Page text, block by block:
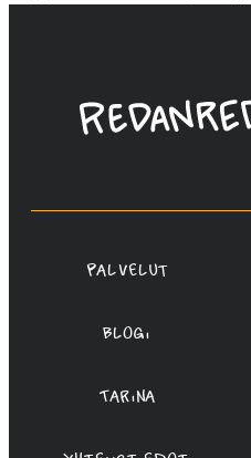
Linda
Saukko-
Oy
Palvelut
Blogi
Tarina